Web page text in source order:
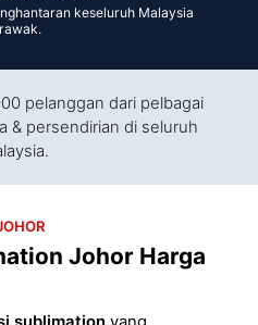
keseluruh Malaysia
pelanggan dari pelbagai
& persendirian di seluruh
Johor Harga